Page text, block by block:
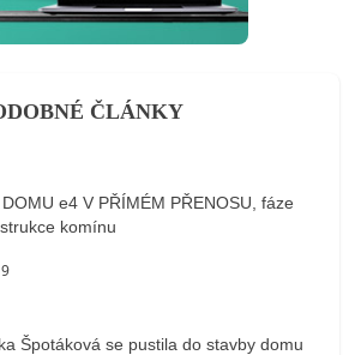
ČLÁNKY
DOMU e4 V PŘÍMÉM PŘENOSU, fáze
komínu
Špotáková se pustila do stavby domu